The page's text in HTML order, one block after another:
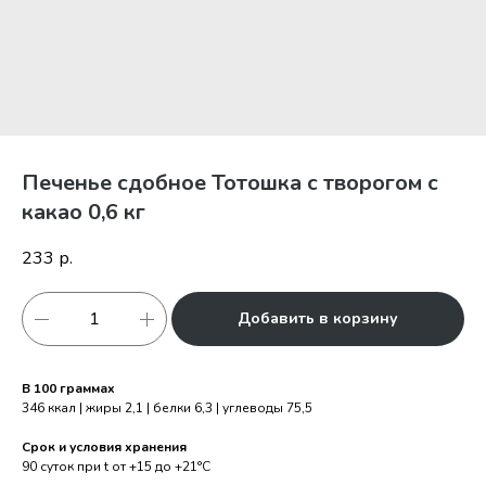
Печенье сдобное Тотошка с творогом с
какао 0,6 кг
233 р.
Добавить в корзину
В 100 граммах
346 ккал | жиры 2,1 | белки 6,3 | углеводы 75,5
Срок и условия хранения
90 суток при t от +15 до +21°С